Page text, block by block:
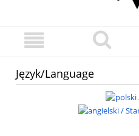
Język/Language